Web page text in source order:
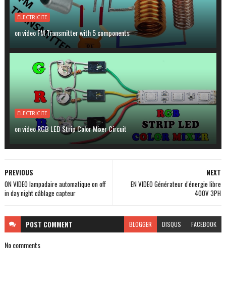
ELECTRICITE
on video FM Transmitter with 5 components
ELECTRICITE
on video RGB LED Strip Color Mixer Circuit
NEXT
EN VIDEO Générateur d'énergie libre
400V 3PH
PREVIOUS
ON VIDEO lampadaire automatique on off
in day night câblage capteur
POST COMMENT BLOGGER DISQUS FACEBOOK
No comments